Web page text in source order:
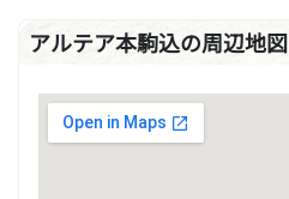
アルテア本駒込の周辺地図